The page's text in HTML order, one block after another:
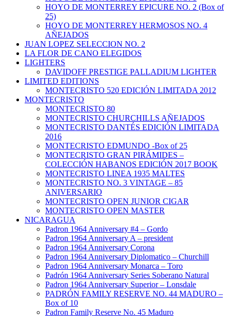
HOYO DE MONTERREY EPICURE NO. 2 (Box of
25)
HOYO DE MONTERREY HERMOSOS NO. 4
AÑEJADOS
JUAN LOPEZ SELECCION NO. 2
LA FLOR DE CANO ELEGIDOS
LIGHTERS
DAVIDOFF PRESTIGE PALLADIUM LIGHTER
LIMITED EDITIONS
MONTECRISTO 520 EDICIÓN LIMITADA 2012
MONTECRISTO
MONTECRISTO 80
MONTECRISTO CHURCHILLS AÑEJADOS
MONTECRISTO DANTÉS EDICIÓN LIMITADA
2016
MONTECRISTO EDMUNDO -Box of 25
MONTECRISTO GRAN PIRÁMIDES –
COLECCIÓN HABANOS EDICIÓN 2017 BOOK
MONTECRISTO LINEA 1935 MALTES
MONTECRISTO NO. 3 VINTAGE – 85
ANIVERSARIO
MONTECRISTO OPEN JUNIOR CIGAR
MONTECRISTO OPEN MASTER
NICARAGUA
Padron 1964 Anniversary #4 – Gordo
Padron 1964 Anniversary A – president
Padron 1964 Anniversary Corona
Padron 1964 Anniversary Diplomatico – Churchill
Padron 1964 Anniversary Monarca – Toro
Padrón 1964 Anniversary Series Soberano Natural
Padron 1964 Anniversary Superior – Lonsdale
PADRÓN FAMILY RESERVE NO. 44 MADURO –
Box of 10
Padron Family Reserve No. 45 Maduro